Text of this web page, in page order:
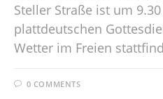
Steller Straße ist um
plattdeutschen
Wetter im Freien
0 COMMENTS